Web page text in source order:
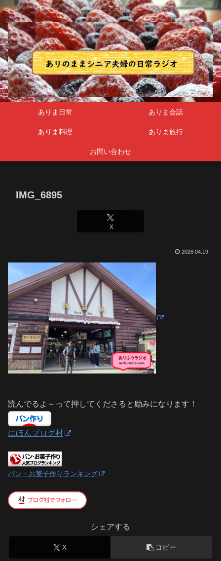
シニア夫婦
ありま日常 ありま会話
ありま料理 ありま旅行
お問い合わせ
IMG_6895
X
2026.04.19
読んでるよ～って押してくださると励みになります！
にほんブログ村
パン・お菓子作りランキング
シェアする
X コピー